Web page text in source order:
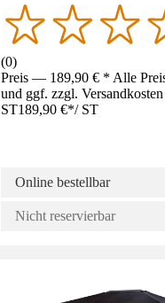
(0)
Preis — 189,90 € * Alle
und ggf. zzgl.
ST189,90 €*/ ST
Online bestellbar
Nicht reservierbar